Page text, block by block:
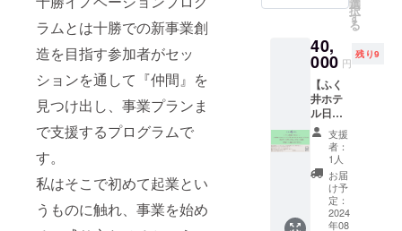
ラムとは十勝での新事業創
造を目指す参加者がセッ
ションを通して『仲間』を
見つけ出し、事業プランま
で支援するプログラムで
す。
私はそこで初めて起業とい
うものに触れ、事業を始め
たラベ
意書き
をご確
認くだ
さい。
・ふく
井ホテ
ル日帰
り入浴
券6枚
9,000円
分に相
当（入
浴料
1,500円
■ その
わせて
「和
食」
「洋
食」
「中華
粥」
「コン
チネン
タル」
の4種類
からお
選びい
年以内
とさせ
ていた
だきま
す。
円×15回
スポー
ト使用
方法 ・
必ずお
名前を
ご記入
くださ
い。 ・
入浴券
をフロ
ント ス
タッフ
にお見
テルの
フォ
メー
ション
ボー
ド、デ
ジタル
サイ
ネージ
にて会
社名も
しくは
個人名
を掲載
択
す
る
40,
000 円
残り9
【ふく
井ホテ
ル日帰
り入浴5
カ月パ
スポー
ト＋友
人に渡
せる入
浴券20
枚】
支援
者：
1人
お届
け予
定：
2024
年08